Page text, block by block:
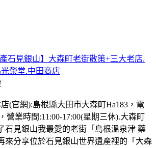
石見銀山】大森町老街散策+三大老店.
榮堂.中田商店
(官網):島根縣大田市大森町Ha183，電
營業時間:11:00-17:00(星期三休).大森町
石見銀山我最愛的老街「島根溫泉津 藥
來分享位於石見銀山世界遺產裡的「大森